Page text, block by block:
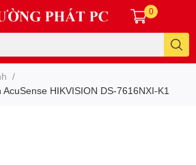
0
/
HIKVISION DS-7616NXI-K1